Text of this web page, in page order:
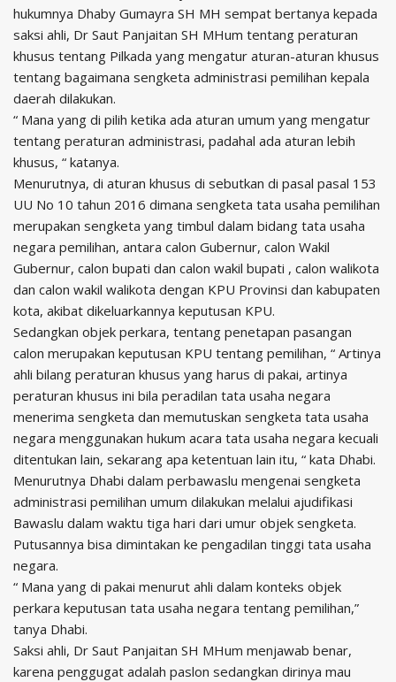
hukumnya Dhaby Gumayra SH MH sempat bertanya kepada
saksi ahli, Dr Saut Panjaitan SH MHum tentang peraturan
khusus tentang Pilkada yang mengatur aturan-aturan khusus
tentang bagaimana sengketa administrasi pemilihan kepala
daerah dilakukan.
“ Mana yang di pilih ketika ada aturan umum yang mengatur
tentang peraturan administrasi, padahal ada aturan lebih
khusus, “ katanya.
Menurutnya, di aturan khusus di sebutkan di pasal pasal 153
UU No 10 tahun 2016 dimana sengketa tata usaha pemilihan
merupakan sengketa yang timbul dalam bidang tata usaha
negara pemilihan, antara calon Gubernur, calon Wakil
Gubernur, calon bupati dan calon wakil bupati , calon walikota
dan calon wakil walikota dengan KPU Provinsi dan kabupaten
kota, akibat dikeluarkannya keputusan KPU.
Sedangkan objek perkara, tentang penetapan pasangan
calon merupakan keputusan KPU tentang pemilihan, “ Artinya
ahli bilang peraturan khusus yang harus di pakai, artinya
peraturan khusus ini bila peradilan tata usaha negara
menerima sengketa dan memutuskan sengketa tata usaha
negara menggunakan hukum acara tata usaha negara kecuali
ditentukan lain, sekarang apa ketentuan lain itu, “ kata Dhabi.
Menurutnya Dhabi dalam perbawaslu mengenai sengketa
administrasi pemilihan umum dilakukan melalui ajudifikasi
Bawaslu dalam waktu tiga hari dari umur objek sengketa.
Putusannya bisa dimintakan ke pengadilan tinggi tata usaha
negara.
“ Mana yang di pakai menurut ahli dalam konteks objek
perkara keputusan tata usaha negara tentang pemilihan,”
tanya Dhabi.
Saksi ahli, Dr Saut Panjaitan SH MHum menjawab benar,
karena penggugat adalah paslon sedangkan dirinya mau